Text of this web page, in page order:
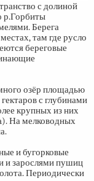
с долиной
р.Горбиты
Берега
там где русло
береговые
озёр площадью
с глубинами
крупных из них
На мелководных
и бугорковые
и зарослями пушиц
Периодически